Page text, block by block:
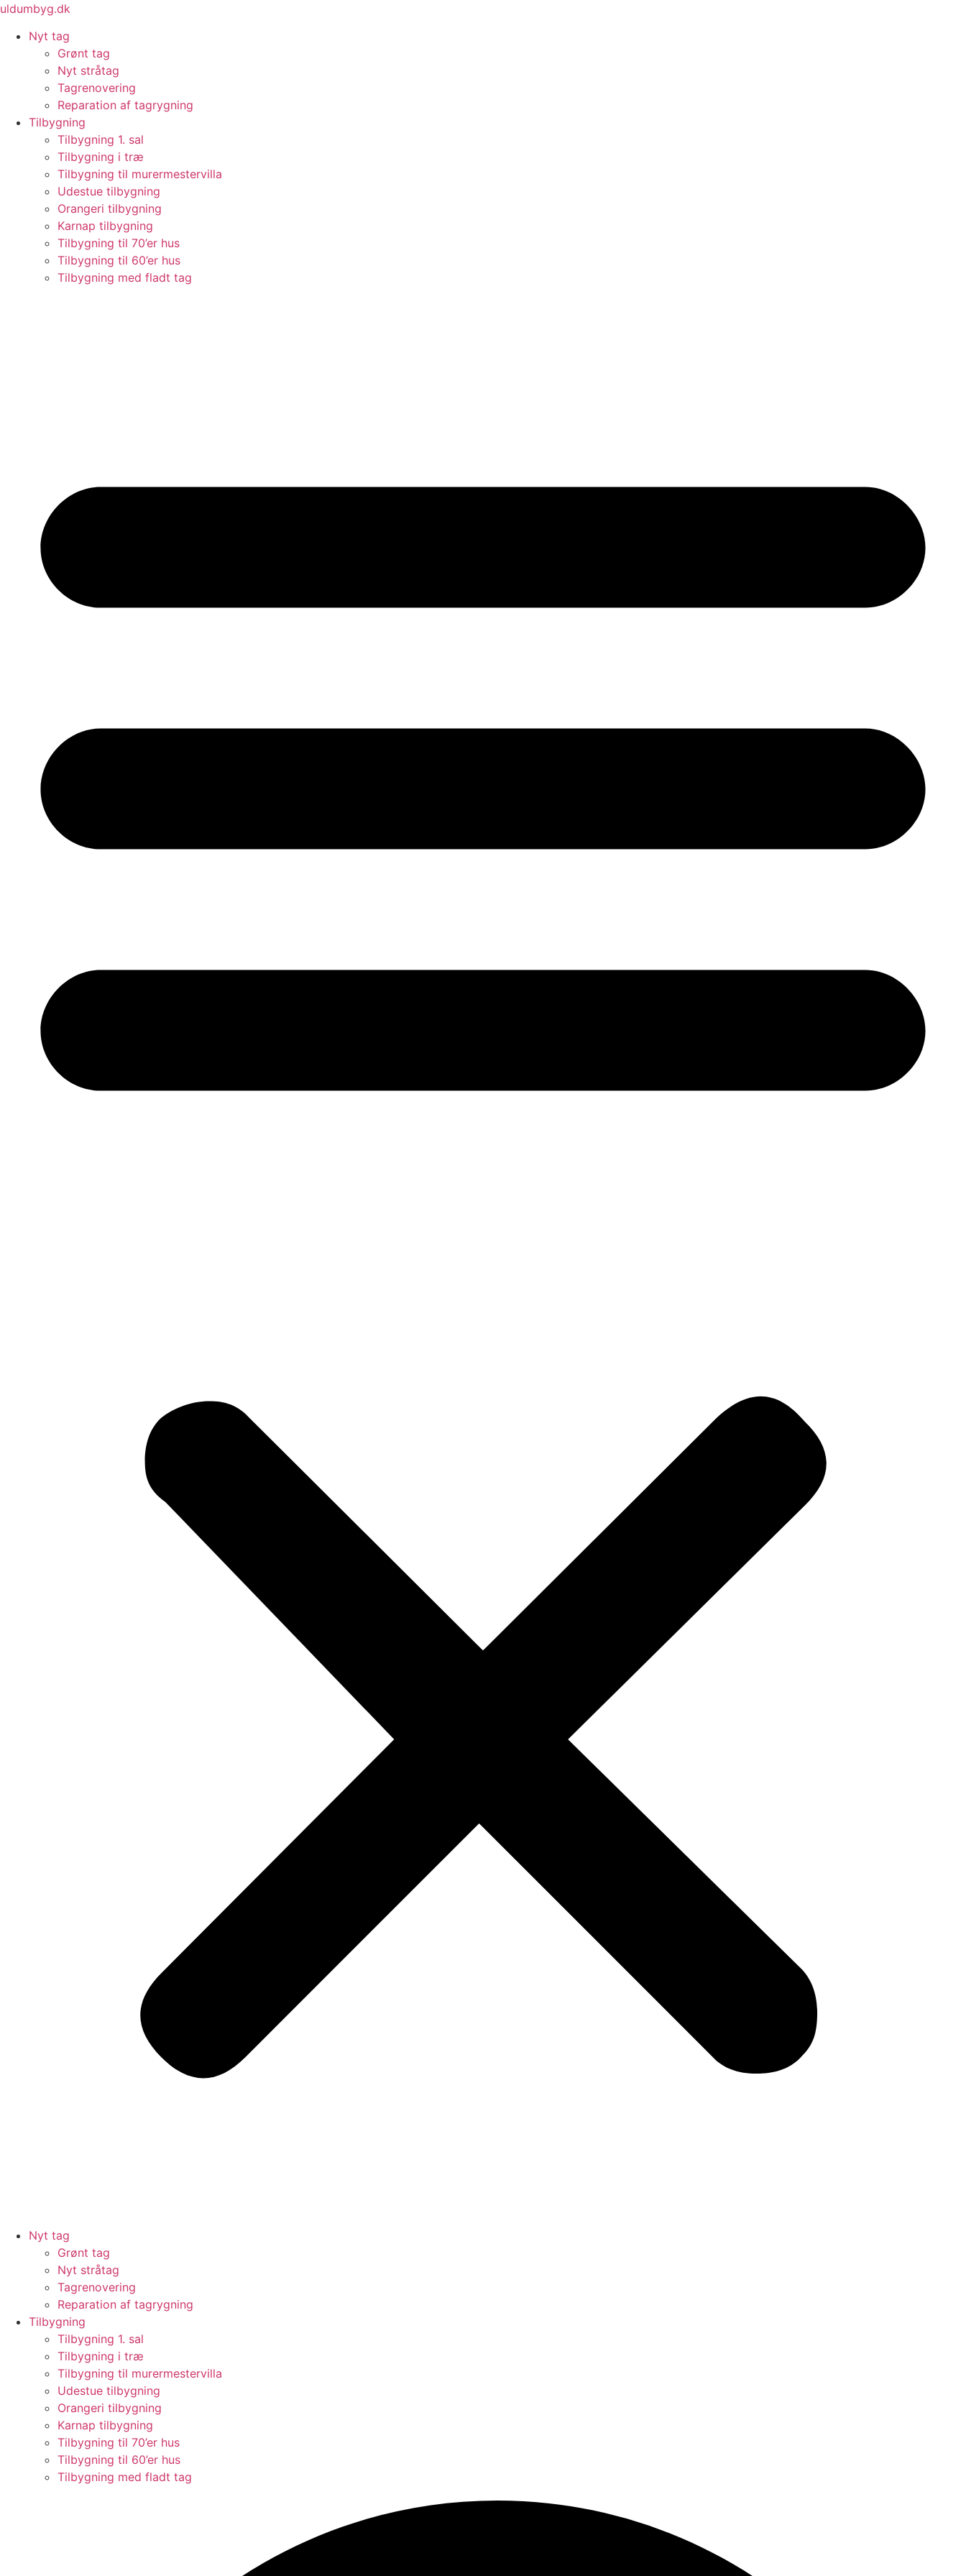
Videre
indhold
uldumbyg.dk
Nyt tag
Grønt tag
Nyt stråtag
Tagrenovering
Reparation af tagrygning
Tilbygning
Tilbygning 1. sal
Tilbygning i træ
Tilbygning til murermestervilla
Udestue tilbygning
Orangeri tilbygning
Karnap tilbygning
Tilbygning til 70’er hus
Tilbygning til 60’er hus
Tilbygning med fladt tag
Nyt tag
Grønt tag
Nyt stråtag
Tagrenovering
Reparation af tagrygning
Tilbygning
Tilbygning 1. sal
Tilbygning i træ
Tilbygning til murermestervilla
Udestue tilbygning
Orangeri tilbygning
Karnap tilbygning
Tilbygning til 70’er hus
Tilbygning til 60’er hus
Tilbygning med fladt tag